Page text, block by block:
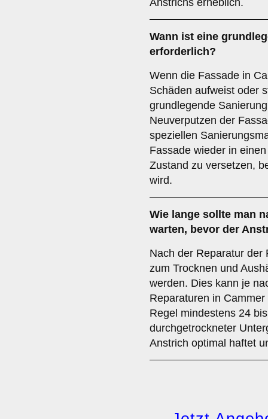
Anstrichs erheblich.
Wann ist eine
erforderlich?
Wenn die Fassade in
Schäden aufweist oder
grundlegende
Neuverputzen der
speziellen
Fassade wieder in
Zustand zu versetzen,
wird.
Wie lange sollte man
warten, bevor der
Nach der Reparatur der
zum Trocknen und
werden. Dies kann je
Reparaturen in
Regel mindestens 24
durchgetrockneter
Anstrich optimal haftet